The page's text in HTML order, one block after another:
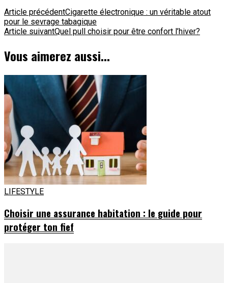
Navigation
d'article
Article précédentCigarette électronique : un véritable atout
pour le sevrage tabagique
Article suivantQuel pull choisir pour être confort l’hiver?
Vous aimerez aussi...
LIFESTYLE
Choisir une assurance habitation : le guide pour
protéger ton fief